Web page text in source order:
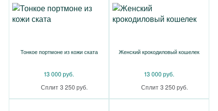
Тонкое портмоне из кожи ската
13 000 руб.
Сплит 3 250 руб.
Женский крокодиловый кошелек
13 000 руб.
Сплит 3 250 руб.